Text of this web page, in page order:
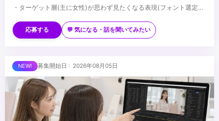
・ターゲット層(主に女性)が思わず見たくなる表現(フォント選定・
※応募時は、ポートフォリオor制作物のURLのご提出をお願いしま
す
外とさせていただきます
・PhotoshopやIllustratorを用いたデザイン経験がある方
・AfterEffectsの使用経験がある方
■求める人物像
・制作する動画のクオリティに妥協しない方
・自ら仕事を取りに行き、プロフェッショナルとして成長する意欲
のある方
・責任感のある方
...
応募する 💬 気になる・話を聞いてみたい
募集開始日 : 2026年08月05日